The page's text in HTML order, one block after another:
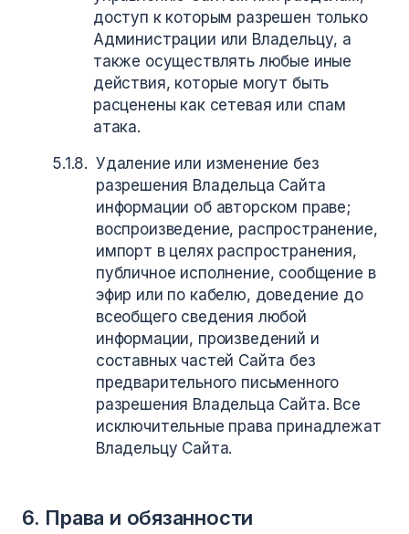
доступ к которым разрешен только
Администрации или Владельцу, а
также осуществлять любые иные
действия, которые могут быть
расценены как сетевая или спам
атака.
Удаление или изменение без
разрешения Владельца Сайта
информации об авторском праве;
воспроизведение, распространение,
импорт в целях распространения,
публичное исполнение, сообщение в
эфир или по кабелю, доведение до
всеобщего сведения любой
информации, произведений и
составных частей Сайта без
предварительного письменного
разрешения Владельца Сайта. Все
исключительные права принадлежат
Владельцу Сайта.
6. Права и обязанности